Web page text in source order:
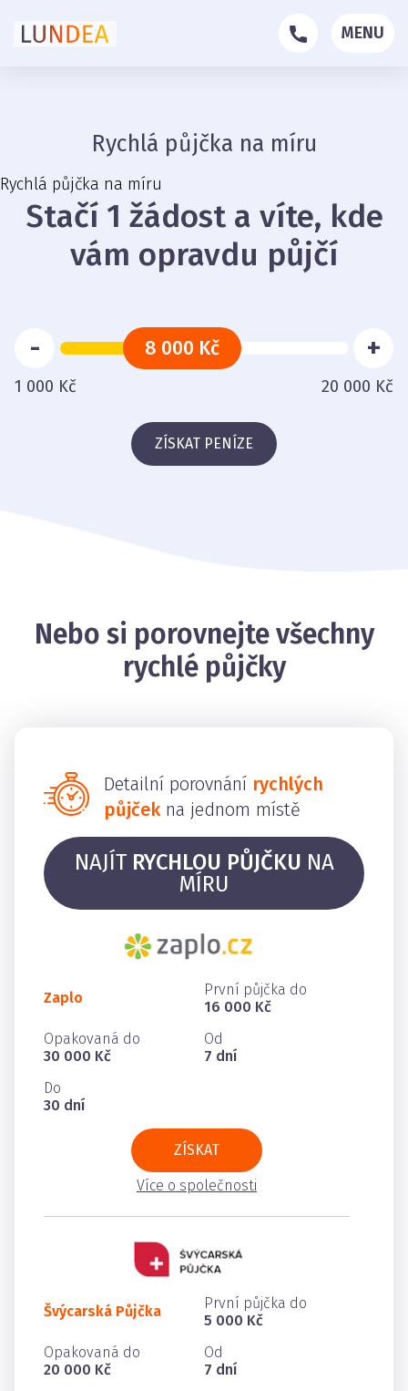
MENU
Rychlá půjčka na míru
Rychlá půjčka na míru
Stačí 1 žádost a víte, kde
vám opravdu půjčí
8 000 Kč
- +
1 000 Kč 20 000 Kč
ZÍSKAT PENÍZE
Nebo si porovnejte všechny
rychlé půjčky
Detailní porovnání rychlých
půjčekna jednom místě
NAJÍT RYCHLOU PŮJČKU NA
MÍRU
Zaplo
První půjčka do
16 000 Kč
Opakovaná do
30 000 Kč
Od
7 dní
Do
30 dní
ZÍSKAT
Více o společnosti
Švýcarská Půjčka
První půjčka do
5 000 Kč
Opakovaná do
20 000 Kč
Od
7 dní